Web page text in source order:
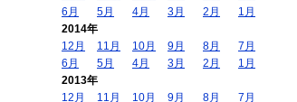
6月
5月 4月 3月 2月
1月
2014年
12月
11月 10月 9月 8月
7月
6月
5月 4月 3月 2月
1月
2013年
12月
11月 10月 9月 8月 7月